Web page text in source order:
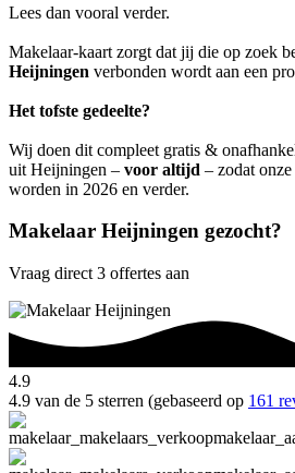
Lees dan vooral verder.
Makelaar-kaart zorgt dat jij die op zoek
Heijningen verbonden wordt aan een
Het tofste gedeelte?
Wij doen dit compleet gratis &
uit Heijningen – voor altijd – zodat
worden in 2026 en verder.
Makelaar Heijningen gezocht?
Vraag direct 3 offertes aan
4.9
4.9 van de 5 sterren (gebaseerd op 161